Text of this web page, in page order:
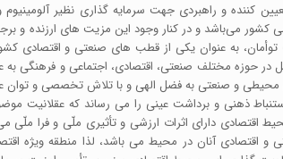
کننده و راهبردی جهت سرمایه گذاری نظیر آلومینیوم
کشور می‌باشد و در کنار وجود این مزیت های ارزنده و
توأمان، به عنوان یکی از قطب های صنعتی و اقتصادی
در حوزه مختلف صنعتی، اقتصادی، اجتماعی و فرهنگی
و صنعتی به فضل الهی و با تلاش تخصصی و توان
استنباط ذهنی و برداشت عینی را می رساند که
اقتصادی دارای اثرات ارزشی و تأثیری ملّی و فرا ملّی
اقتصادی آنان در محیط می باشد، لذا منطقه ویژه